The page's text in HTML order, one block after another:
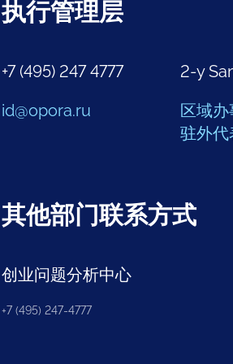
执行管理层
+7 (495) 247 4777
id@opora.ru
2-y
区域办
驻外代
其他部门联系方式
创业问题分析中心
+7 (495) 247-4777